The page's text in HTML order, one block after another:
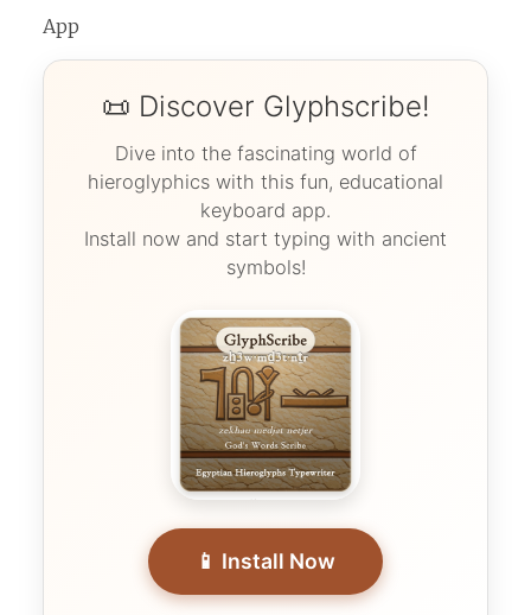
App
📜 Discover Glyphscribe!
Dive into the fascinating world of
hieroglyphics with this fun, educational
keyboard app.
Install now and start typing with ancient
symbols!
📱 Install Now